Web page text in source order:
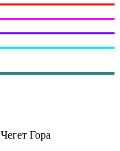
Чегет Гора